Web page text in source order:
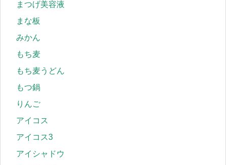
まつげ美容液
まな板
みかん
もち麦
もち麦うどん
もつ鍋
りんご
アイコス
アイコス3
アイシャドウ